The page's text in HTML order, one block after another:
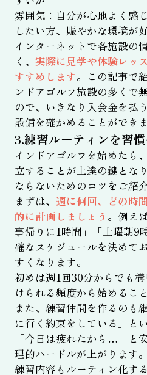
雰囲気：自分が心地よく感
したい方、賑やかな環境が
インターネットで各施設の
く、 実際に見学や体験レッ
すすめします。この記事で
ンドアゴルフ施設の多くで
ので、いきなり入会金を払
設備を確かめることができま
3.練習ルーティンを習
インドアゴルフを始めたら
立することが上達の鍵とな
ならないためのコツをご紹
まずは、 週に何回、どの時
的に計画しましょう 。例え
事帰りに1時間」「土曜朝9
確なスケジュールを決めて
すくなります。
初めは週1回30分からでも
けられる頻度から始めるこ
また、練習仲間を作るのも
に行く約束をしている」と
「今日は疲れたから…」と
理的ハードルが上がります。
練習内容もルーティン化す